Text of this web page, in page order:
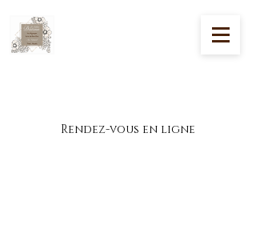
Rendez-vous en ligne